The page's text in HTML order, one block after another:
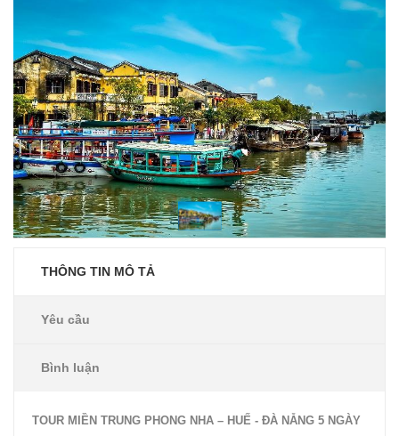
THÔNG TIN MÔ TẢ
Yêu cầu
Bình luận
TOUR MIỀN TRUNG PHONG NHA – HUẾ - ĐÀ NẴNG 5 NGÀY